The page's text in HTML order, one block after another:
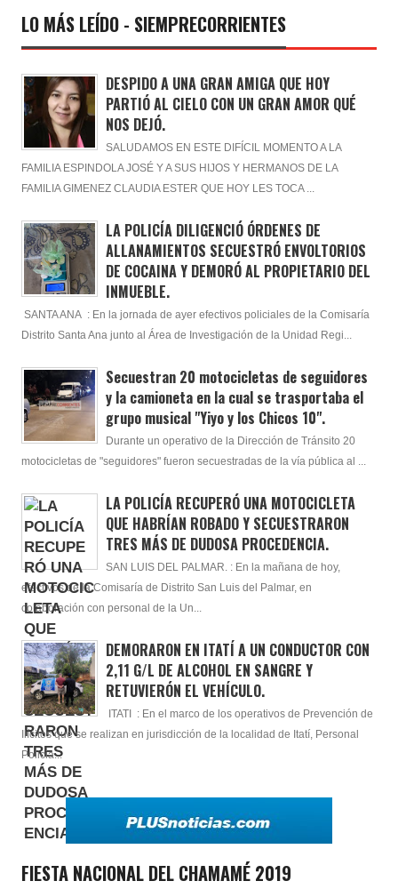
LO MÁS LEÍDO - SIEMPRECORRIENTES
DESPIDO A UNA GRAN AMIGA QUE HOY
PARTIÓ AL CIELO CON UN GRAN AMOR QUÉ
NOS DEJÓ.
SALUDAMOS EN ESTE DIFÍCIL MOMENTO A LA
FAMILIA ESPINDOLA JOSÉ Y A SUS HIJOS Y HERMANOS DE LA
FAMILIA GIMENEZ CLAUDIA ESTER QUE HOY LES TOCA ...
LA POLICÍA DILIGENCIÓ ÓRDENES DE
ALLANAMIENTOS SECUESTRÓ ENVOLTORIOS
DE COCAINA Y DEMORÓ AL PROPIETARIO DEL
INMUEBLE.
SANTA ANA : En la jornada de ayer efectivos policiales de la Comisaría
Distrito Santa Ana junto al Área de Investigación de la Unidad Regi...
Secuestran 20 motocicletas de seguidores
y la camioneta en la cual se trasportaba el
grupo musical "Yiyo y los Chicos 10".
Durante un operativo de la Dirección de Tránsito 20
motocicletas de "seguidores" fueron secuestradas de la vía pública al ...
LA POLICÍA RECUPERÓ UNA MOTOCICLETA
QUE HABRÍAN ROBADO Y SECUESTRARON
TRES MÁS DE DUDOSA PROCEDENCIA.
SAN LUIS DEL PALMAR. : En la mañana de hoy,
efectivos de la Comisaría de Distrito San Luis del Palmar, en
colaboración con personal de la Un...
DEMORARON EN ITATÍ A UN CONDUCTOR CON
2,11 G/L DE ALCOHOL EN SANGRE Y
RETUVIERÓN EL VEHÍCULO.
ITATI : En el marco de los operativos de Prevención de
Ilícitos que se realizan en jurisdicción de la localidad de Itatí, Personal
Policia...
FIESTA NACIONAL DEL CHAMAMÉ 2019